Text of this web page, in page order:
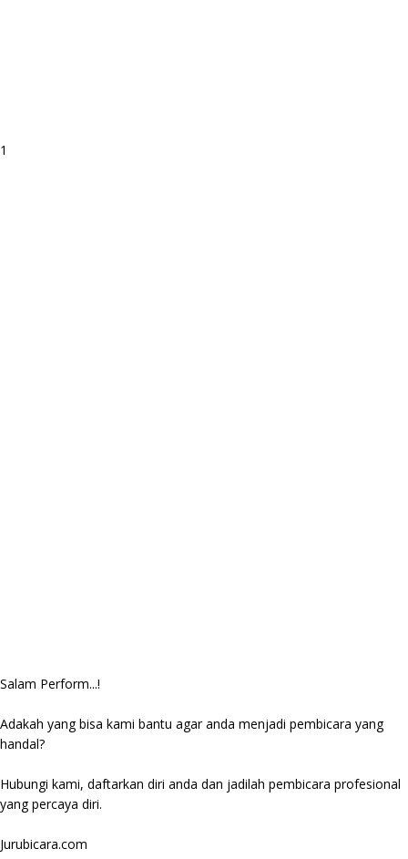
1
Salam Perform...!
Adakah yang bisa kami bantu agar anda menjadi pembicara yang
handal?
Hubungi kami, daftarkan diri anda dan jadilah pembicara profesional
yang percaya diri.
Jurubicara.com